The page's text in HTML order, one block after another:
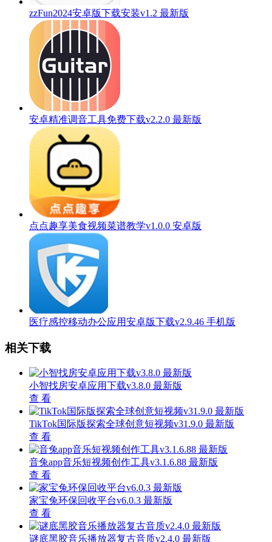
zzFun2024安卓版下载安装v1.2 最新版
安卓精准调音工具免费下载v2.2.0 最新版
点点趣享美食视频菜谱教学v1.0.0 安卓版
医疗感控移动办公应用安卓版下载v2.9.46 手机版
相关下载
小智找房安卓应用下载v3.8.0 最新版
查 看
TikTok国际版探索全球创意短视频v31.9.0 最新版
查 看
音兔app音乐短视频创作工具v3.1.6.88 最新版
查 看
家宝兔环保回收平台v6.0.3 最新版
查 看
谜底黑胶音乐播放器复古音质v2.4.0 最新版